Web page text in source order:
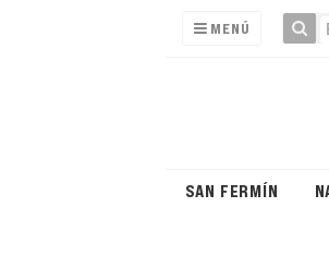
MENÚ
SAN FERMÍN